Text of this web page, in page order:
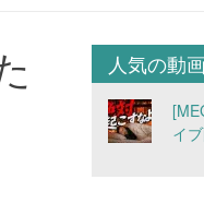
人気の動
イ